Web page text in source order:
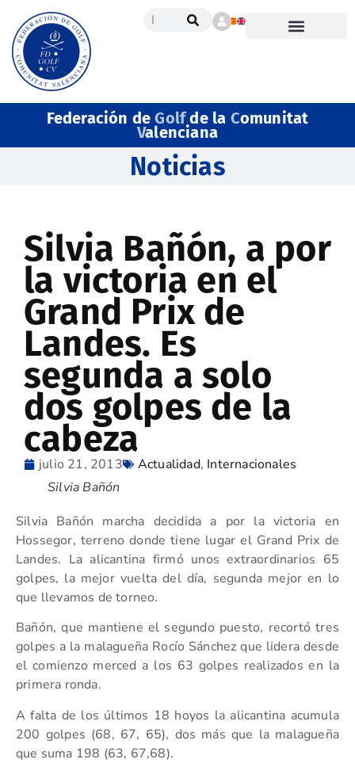
Federación deGolfde la Comunitat
Valenciana
Noticias
Silvia Bañón, a por
la victoria en el
Grand Prix de
Landes. Es
segunda a solo
dos golpes de la
cabeza
julio 21, 2013 Actualidad, Internacionales
Silvia Bañón
Silvia Bañón marcha decidida a por la victoria en
Hossegor, terreno donde tiene lugar el Grand Prix de
Landes. La alicantina firmó unos extraordinarios 65
golpes, la mejor vuelta del día, segunda mejor en lo
que llevamos de torneo.
Bañón, que mantiene el segundo puesto, recortó tres
golpes a la malagueña Rocío Sánchez que lidera desde
el comienzo merced a los 63 golpes realizados en la
primera ronda.
A falta de los últimos 18 hoyos la alicantina acumula
200 golpes (68, 67, 65), dos más que la malagueña
que suma 198 (63, 67,68).